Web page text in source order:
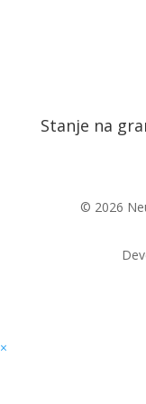
Stanje na
© 2026
×